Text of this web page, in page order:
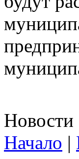
Новости
Начало |